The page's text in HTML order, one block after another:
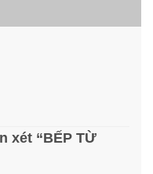
xét “BẾP TỪ